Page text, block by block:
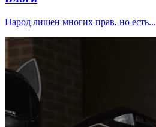
Народ лишен многих прав, но есть...